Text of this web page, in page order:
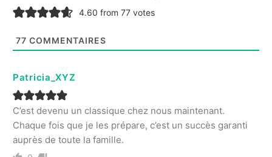
4.60 from 77 votes
77 COMMENTAIRES
Patricia_XYZ
C’est devenu un classique chez nous maintenant.
Chaque fois que je les prépare, c’est un succès garanti
auprès de toute la famille.